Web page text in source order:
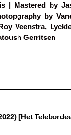
| Mastered by
by
Veenstra,
Gerritsen
[Het